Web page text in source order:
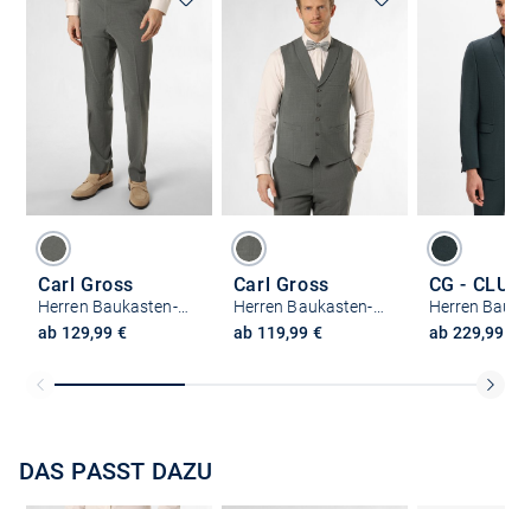
Carl Gross
Herren Baukasten-Hose - Sendrik
ab 129,99 €
Carl Gross
ab 119,99 €
ab 229,99 €
DAS PASST DAZU